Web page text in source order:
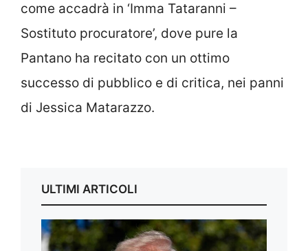
come accadrà in ‘Imma Tataranni –
Sostituto procuratore’, dove pure la
Pantano ha recitato con un ottimo
successo di pubblico e di critica, nei panni
di Jessica Matarazzo.
ULTIMI ARTICOLI